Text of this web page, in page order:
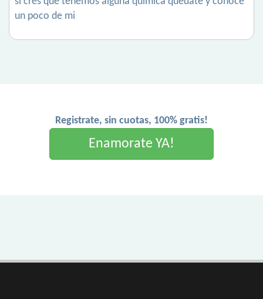
un poco de mi
Registrate, sin cuotas, 100% gratis!
Enamorate YA!